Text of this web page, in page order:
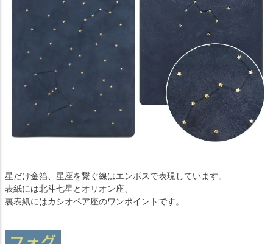
星だけ金箔、星座を繋ぐ線はエンボスで表現しています。
表紙には北斗七星とオリオン座、
裏表紙にはカシオペア座のワンポイントです。